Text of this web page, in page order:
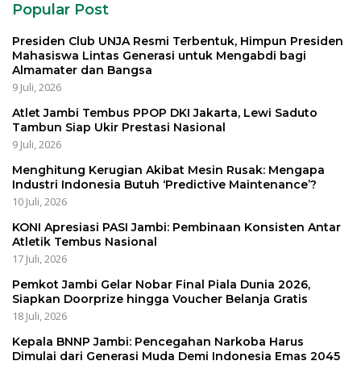
Popular Post
Presiden Club UNJA Resmi Terbentuk, Himpun Presiden
Mahasiswa Lintas Generasi untuk Mengabdi bagi
Almamater dan Bangsa
9 Juli, 2026
Atlet Jambi Tembus PPOP DKI Jakarta, Lewi Saduto
Tambun Siap Ukir Prestasi Nasional
9 Juli, 2026
Menghitung Kerugian Akibat Mesin Rusak: Mengapa
Industri Indonesia Butuh ‘Predictive Maintenance’?
10 Juli, 2026
KONI Apresiasi PASI Jambi: Pembinaan Konsisten Antar
Atletik Tembus Nasional
17 Juli, 2026
Pemkot Jambi Gelar Nobar Final Piala Dunia 2026,
Siapkan Doorprize hingga Voucher Belanja Gratis
18 Juli, 2026
Kepala BNNP Jambi: Pencegahan Narkoba Harus
Dimulai dari Generasi Muda Demi Indonesia Emas 2045